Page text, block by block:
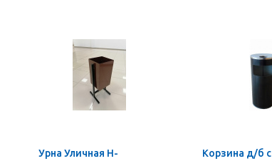
Урна Уличная H-
Корзина д/б с